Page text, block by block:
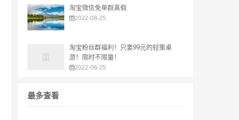
淘宝微信免单群真假
2022-08-25
淘宝粉丝群福利！只要99元的轻策桌
游！限时不限量！
2022-08-25
最多查看